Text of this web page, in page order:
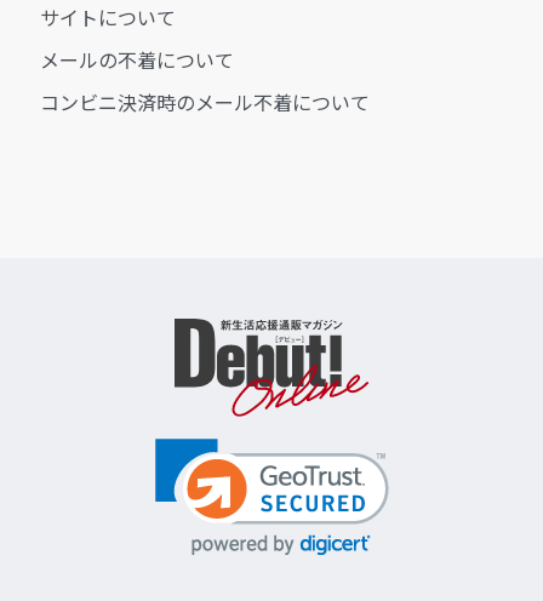
サイトについて
メールの不着について
コンビニ決済時のメール不着について